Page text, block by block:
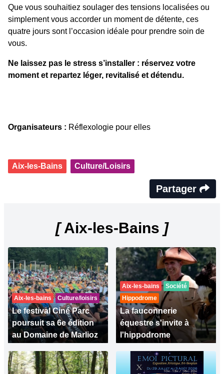
Que vous souhaitiez soulager des tensions localisées ou
simplement vous accorder un moment de détente, ces
quatre jours sont l’occasion idéale pour prendre soin de
vous.
Ne laissez pas le stress s’installer : réservez votre
moment et repartez léger, revitalisé et détendu.
Organisateurs : Réflexologie pour elles
Aix-les-Bains Culture/Loisirs
Partager
[Aix-les-Bains ]
Aix-les-bains Culture/loisirs
Le festival Ciné Parc
poursuit sa 6e édition
au Domaine de Marlioz
Aix-les-bains
Société
Hippodrome
La fauconnerie
équestre s'invite à
l'hippodrome